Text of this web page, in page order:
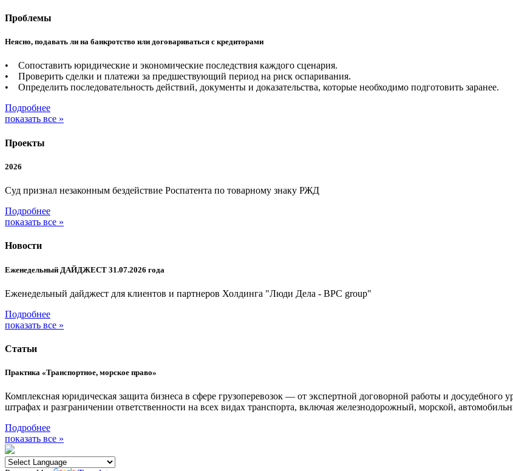
Проблемы
Неясно, подавать ли на банкротство или договариваться с кредиторами
• Сопоставить юридические и экономические последствия каждого сценария.
• Проверить сделки и платежи за предшествующий период на риск оспаривания.
• Определить последовательность действий, документы и доказательства, которые необходимо подготовить заранее.
Подробнее
показать все »
Проекты
2026
Суд признал незаконным бездействие Роспатента по товарному знаку РЖД
Подробнее
показать все »
Новости
Еженедельный ДАЙДЖЕСТ 31.07.2026 года
Еженедельный дайджест для клиентов и партнеров Холдинга "Люди Дела - BPC group"
Подробнее
показать все »
Статьи
Практика «Транспортное, морское право»
Комплексная юридическая защита бизнеса в сфере грузоперевозок — от экспертной договорной работы и досудебного
штрафах и разграничении ответственности на всех видах транспорта, включая железнодорожный, морской,
Подробнее
показать все »